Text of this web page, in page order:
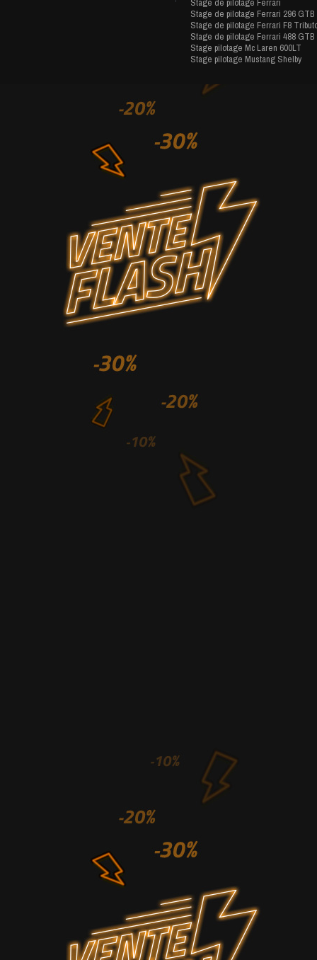
Stage de pilotage Ferrari 296 GTB
Stage de pilotage Ferrari F8
Stage de pilotage Ferrari 488 GTB
Stage pilotage Mc Laren 600LT
Stage pilotage Mustang Shelby